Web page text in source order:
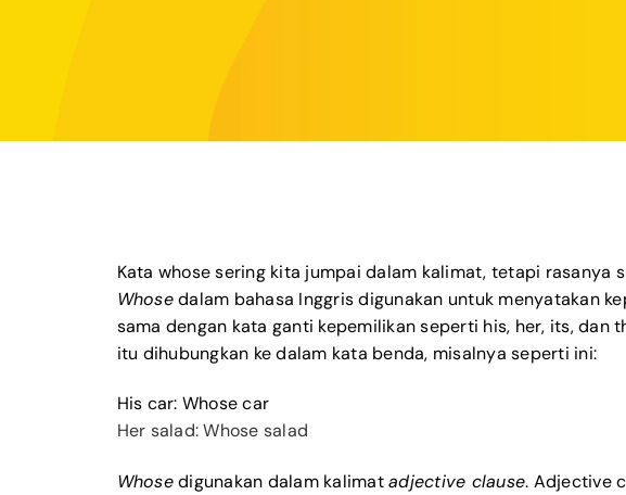
Kata whose sering kita jumpai dalam kalimat, tetapi rasanya
Whosedalam bahasa Inggris digunakan untuk menyatakan
sama dengan kata ganti kepemilikan seperti his, her, its, dan
itu dihubungkan ke dalam kata benda, misalnya seperti ini:
His car: Whose car
Her salad: Whose salad
Whosedigunakan dalam kalimatadjective clause. Adjective